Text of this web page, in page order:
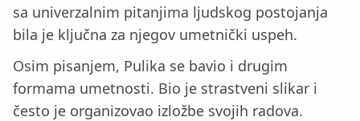
sa univerzalnim pitanjima ljudskog postojanja
bila je ključna za njegov umetnički uspeh.
Osim pisanjem, Pulika se bavio i drugim
formama umetnosti. Bio je strastveni slikar i
često je organizovao izložbe svojih radova.